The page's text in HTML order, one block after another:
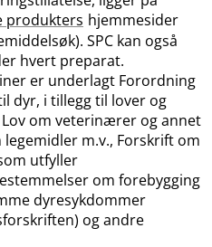
produkters hjemmesider
SPC kan også
hvert preparat.
er underlagt Forordning
dyr, i tillegg til lover og
om veterinærer og annet
m.v., Forskrift om
utfyller
om forebygging
dyresykdommer
og andre